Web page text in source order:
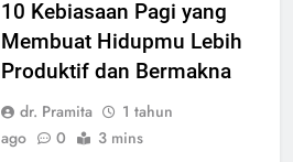
10 Kebiasaan Pagi yang
Membuat Hidupmu Lebih
Produktif dan Bermakna
dr. Pramita
1 tahun
ago
0 3 mins